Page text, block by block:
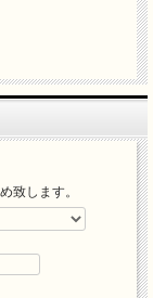
致します。